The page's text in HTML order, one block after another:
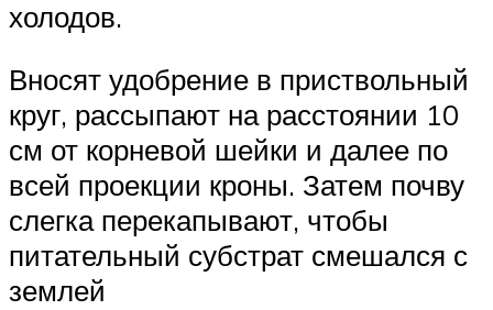
холодов.
Вносят удобрение в приствольный
круг, рассыпают на расстоянии 10
см от корневой шейки и далее по
всей проекции кроны. Затем почву
слегка перекапывают, чтобы
питательный субстрат смешался с
землей